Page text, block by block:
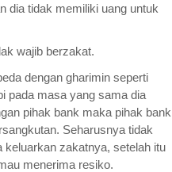
dia tidak memiliki uang untuk
wajib berzakat.
dengan gharimin seperti
pada masa yang sama dia
pihak bank maka pihak bank
Seharusnya tidak
keluarkan zakatnya, setelah itu
menerima resiko.